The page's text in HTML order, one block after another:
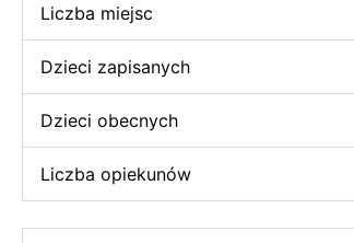
Liczba miejsc
Dzieci zapisanych
Dzieci obecnych
Liczba opiekunów